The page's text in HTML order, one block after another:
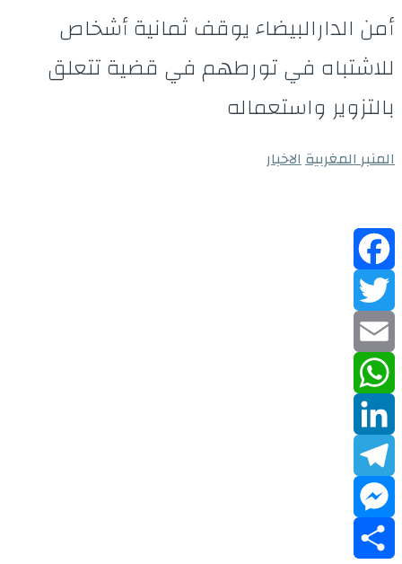
أمن الدارالبيضاء يوقف ثمانية أشخاص
للاشتباه في تورطهم في قضية تتعلق
بالتزوير واستعماله
المنبر المغربيةالاخبار
Facebook
Twitter
Email
WhatsApp
LinkedIn
Telegram
Messenger